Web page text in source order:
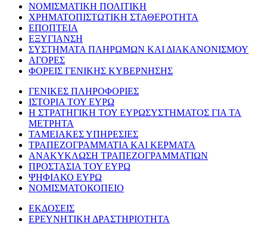
ΝΟΜΙΣΜΑΤΙΚΗ ΠΟΛΙΤΙΚΗ
ΧΡΗΜΑΤΟΠΙΣΤΩΤΙΚΗ ΣΤΑΘΕΡΟΤΗΤΑ
ΕΠΟΠΤΕΙΑ
ΕΞΥΓΙΑΝΣΗ
ΣΥΣΤΗΜΑΤΑ ΠΛΗΡΩΜΩΝ ΚΑΙ ΔΙΑΚΑΝΟΝΙΣΜΟΥ
ΑΓΟΡΕΣ
ΦΟΡΕΙΣ ΓΕΝΙΚΗΣ ΚΥΒΕΡΝΗΣΗΣ
ΓΕΝΙΚΕΣ ΠΛΗΡΟΦΟΡΙΕΣ
ΙΣΤΟΡΙΑ ΤΟΥ ΕΥΡΩ
Η ΣΤΡΑΤΗΓΙΚΗ ΤΟΥ ΕΥΡΩΣΥΣΤΗΜΑΤΟΣ ΓΙΑ ΤΑ
ΜΕΤΡΗΤΑ
ΤΑΜΕΙΑΚΕΣ ΥΠΗΡΕΣΙΕΣ
ΤΡΑΠΕΖΟΓΡΑΜΜΑΤΙΑ ΚΑΙ ΚΕΡΜΑΤΑ
ΑΝΑΚΥΚΛΩΣΗ ΤΡΑΠΕΖΟΓΡΑΜΜΑΤΙΩΝ
ΠΡΟΣΤΑΣΙΑ ΤΟΥ ΕΥΡΩ
ΨΗΦΙΑΚΟ ΕΥΡΩ
ΝΟΜΙΣΜΑΤΟΚΟΠΕΙΟ
ΕΚΔΟΣΕΙΣ
ΕΡΕΥΝΗΤΙΚΗ ΔΡΑΣΤΗΡΙΟΤΗΤΑ